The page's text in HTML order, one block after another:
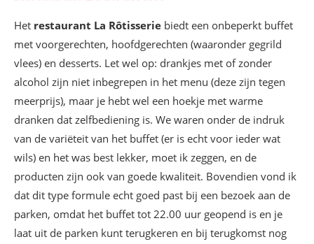
Het restaurant La Rôtisserie biedt een onbeperkt buffet
met voorgerechten, hoofdgerechten (waaronder gegrild
vlees) en desserts. Let wel op: drankjes met of zonder
alcohol zijn niet inbegrepen in het menu (deze zijn tegen
meerprijs), maar je hebt wel een hoekje met warme
dranken dat zelfbediening is. We waren onder de indruk
van de variëteit van het buffet (er is echt voor ieder wat
wils) en het was best lekker, moet ik zeggen, en de
producten zijn ook van goede kwaliteit. Bovendien vond ik
dat dit type formule echt goed past bij een bezoek aan de
parken, omdat het buffet tot 22.00 uur geopend is en je
laat uit de parken kunt terugkeren en bij terugkomst nog